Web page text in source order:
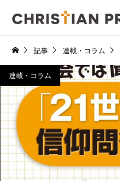
記事 連載・コラム
連載・コラム